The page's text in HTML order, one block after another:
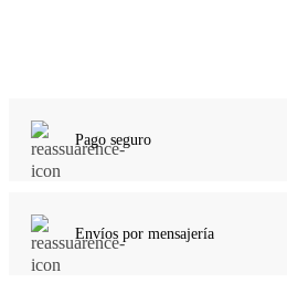
Pago seguro
Envíos por mensajería